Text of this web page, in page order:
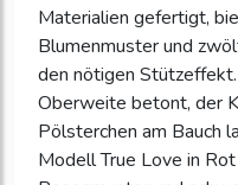
Materialien gefertigt,
Blumenmuster und
den nötigen
Oberweite betont, der
Pölsterchen am Bauch
Modell True Love in